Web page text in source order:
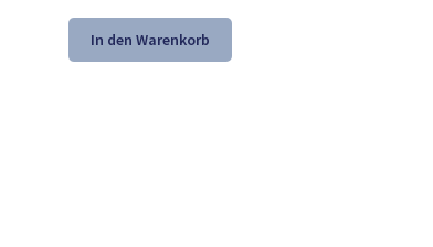
war:
214,95 €
ist:
99,99 €.
In den Warenkorb